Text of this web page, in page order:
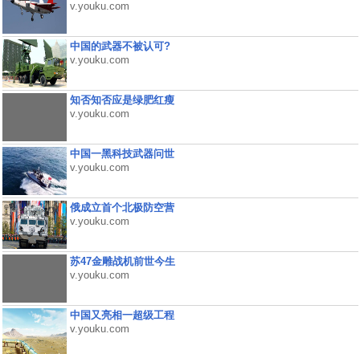
v.youku.com
中国的武器不被认可?
v.youku.com
知否知否应是绿肥红瘦
v.youku.com
中国一黑科技武器问世
v.youku.com
俄成立首个北极防空营
v.youku.com
苏47金雕战机前世今生
v.youku.com
中国又亮相一超级工程
v.youku.com